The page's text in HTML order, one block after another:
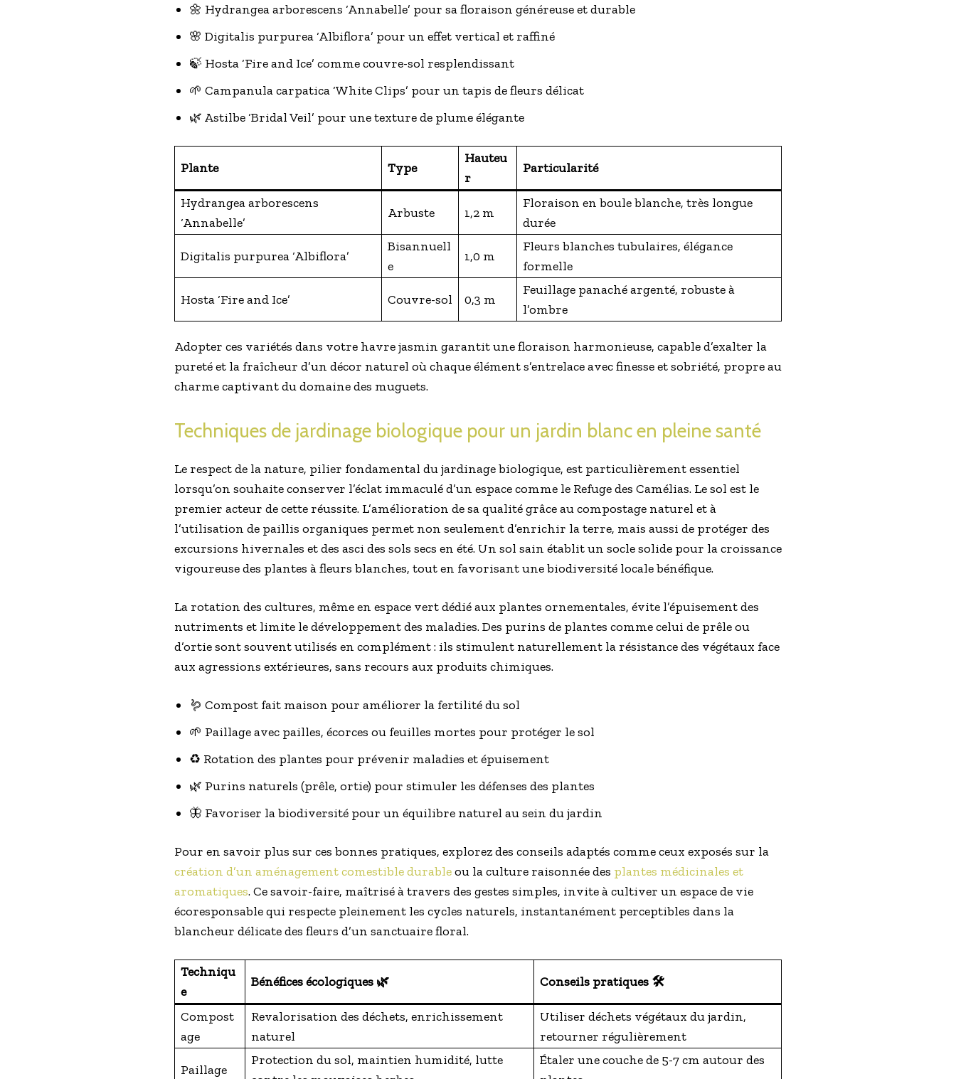
🌼 Hydrangea arborescens ‘Annabelle’ pour sa floraison généreuse et durable
🌸 Digitalis purpurea ‘Albiflora’ pour un effet vertical et raffiné
🍃 Hosta ‘Fire and Ice’ comme couvre-sol resplendissant
🌱 Campanula carpatica ‘White Clips’ pour un tapis de fleurs délicat
🌿 Astilbe ‘Bridal Veil’ pour une texture de plume élégante
Plante Type
Hauteu
r
Particularité
Hydrangea arborescens
‘Annabelle’
Arbuste 1,2 m
Floraison en boule blanche, très longue
durée
Digitalis purpurea ‘Albiflora’
Bisannuell
e
1,0 m
Fleurs blanches tubulaires, élégance
formelle
Hosta ‘Fire and Ice’ Couvre-sol 0,3 m
Feuillage panaché argenté, robuste à
l’ombre
Adopter ces variétés dans votre havre jasmin garantit une floraison harmonieuse, capable d’exalter la
pureté et la fraîcheur d’un décor naturel où chaque élément s’entrelace avec finesse et sobriété, propre au
charme captivant du domaine des muguets.
Techniques de jardinage biologique pour un jardin blanc en pleine santé
Le respect de la nature, pilier fondamental du jardinage biologique, est particulièrement essentiel
lorsqu’on souhaite conserver l’éclat immaculé d’un espace comme le Refuge des Camélias. Le sol est le
premier acteur de cette réussite. L’amélioration de sa qualité grâce au compostage naturel et à
l’utilisation de paillis organiques permet non seulement d’enrichir la terre, mais aussi de protéger des
excursions hivernales et des asci des sols secs en été. Un sol sain établit un socle solide pour la croissance
vigoureuse des plantes à fleurs blanches, tout en favorisant une biodiversité locale bénéfique.
La rotation des cultures, même en espace vert dédié aux plantes ornementales, évite l’épuisement des
nutriments et limite le développement des maladies. Des purins de plantes comme celui de prêle ou
d’ortie sont souvent utilisés en complément : ils stimulent naturellement la résistance des végétaux face
aux agressions extérieures, sans recours aux produits chimiques.
🪱 Compost fait maison pour améliorer la fertilité du sol
🌱 Paillage avec pailles, écorces ou feuilles mortes pour protéger le sol
♻️ Rotation des plantes pour prévenir maladies et épuisement
🌿 Purins naturels (prêle, ortie) pour stimuler les défenses des plantes
🦋 Favoriser la biodiversité pour un équilibre naturel au sein du jardin
Pour en savoir plus sur ces bonnes pratiques, explorez des conseils adaptés comme ceux exposés sur la
création d’un aménagement comestible durableou la culture raisonnée des plantes médicinales et
aromatiques. Ce savoir-faire, maîtrisé à travers des gestes simples, invite à cultiver un espace de vie
écoresponsable qui respecte pleinement les cycles naturels, instantanément perceptibles dans la
blancheur délicate des fleurs d’un sanctuaire floral.
Techniqu
e
Bénéfices écologiques 🌿 Conseils pratiques 🛠️
Compost
age
Revalorisation des déchets, enrichissement
naturel
Utiliser déchets végétaux du jardin,
retourner régulièrement
Paillage
Protection du sol, maintien humidité, lutte
Étaler une couche de 5-7 cm autour des